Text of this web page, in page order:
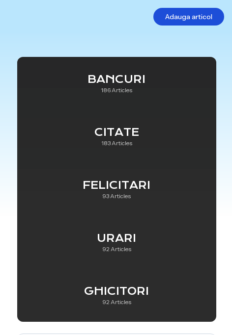
Adauga articol
BANCURI
186 Articles
CITATE
183 Articles
FELICITARI
93 Articles
URARI
92 Articles
GHICITORI
92 Articles